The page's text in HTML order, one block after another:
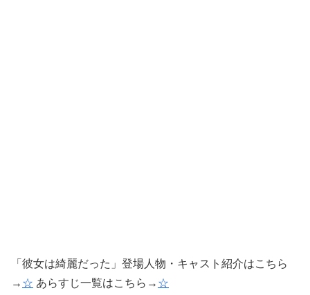
「彼女は綺麗だった」登場人物・キャスト紹介はこちら
→ ☆ あらすじ一覧はこちら→ ☆